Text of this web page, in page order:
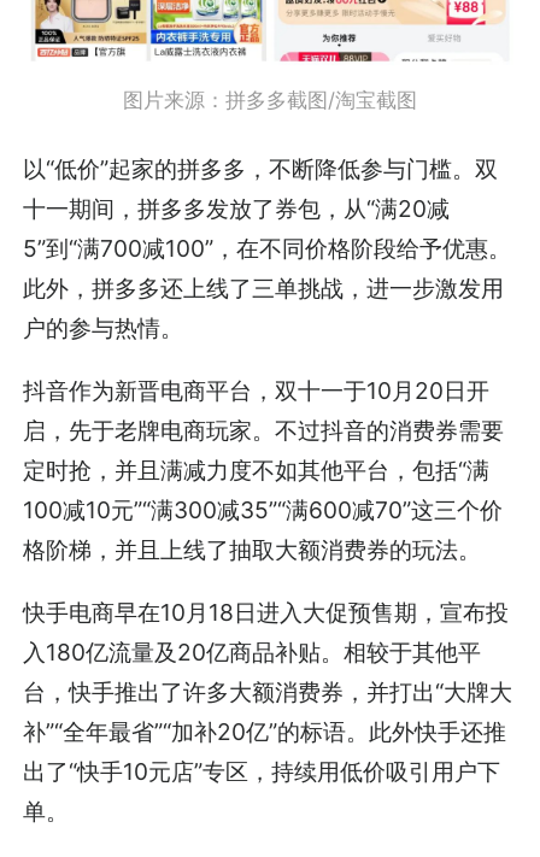
图片来源：拼多多截图/淘宝截图
以“低价”起家的拼多多，不断降低参与门槛。双
十一期间，拼多多发放了券包，从“满20减
5”到“满700减100”，在不同价格阶段给予优惠。
此外，拼多多还上线了三单挑战，进一步激发用
户的参与热情。
抖音作为新晋电商平台，双十一于10月20日开
启，先于老牌电商玩家。不过抖音的消费券需要
定时抢，并且满减力度不如其他平台，包括“满
100减10元”“满300减35”“满600减70”这三个价
格阶梯，并且上线了抽取大额消费券的玩法。
快手电商早在10月18日进入大促预售期，宣布投
入180亿流量及20亿商品补贴。相较于其他平
台，快手推出了许多大额消费券，并打出“大牌大
补”“全年最省”“加补20亿”的标语。此外快手还推
出了“快手10元店”专区，持续用低价吸引用户下
单。